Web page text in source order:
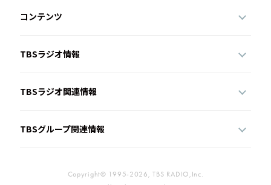
コンテンツ
TBSラジオ情報
TBSラジオ関連情報
TBSグループ関連情報
Copyright© 1995-2026, TBS RADIO,Inc.